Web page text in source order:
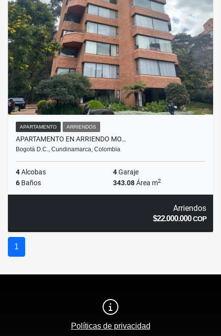
APARTAMENTO ARRIENDOS
APARTAMENTO EN ARRIENDO MO…
Bogotá D.C., Cundinamarca, Colombia
4Alcobas 4Garaje
6 Baños 343.08Área m2
Arriendos
$22.000.000COP
1
Políticas de privacidad